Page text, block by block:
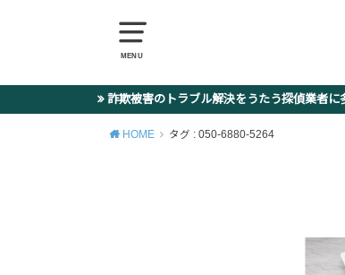
MENU
詐欺被害のトラブル解決をうたう探偵業
HOME タグ : 050-6880-5264